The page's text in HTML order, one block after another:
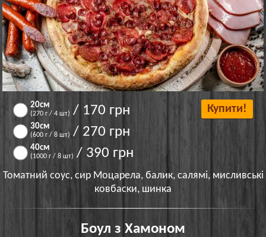
20см
(270 г / 4 шт) / 170 грн
30см
(600 г / 8 шт) / 270 грн
40см
(1000 г / 8 шт) / 390 грн
Купити!
Томатний соус, сир Моцарела, балик, салямі, мисливські
ковбаски, шинка
Боул з Хамоном